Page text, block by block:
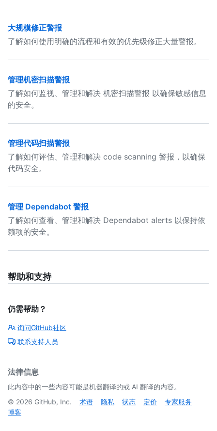
大规模修正警报
了解如何使用明确的流程和有效的优先级修正大量警报。
管理机密扫描警报
了解如何监视、管理和解决 机密扫描警报 以确保敏感信息
的安全。
管理代码扫描警报
了解如何评估、管理和解决 code scanning 警报，以确保
代码安全。
管理 Dependabot 警报
了解如何查看、管理和解决 Dependabot alerts 以保持依
赖项的安全。
帮助和支持
仍需帮助？
询问GitHub社区
联系支持人员
法律信息
此内容中的一些内容可能是机器翻译的或 AI 翻译的内容。
© 2026 GitHub, Inc. 术语 隐私 状态 定价
专家服务
博客